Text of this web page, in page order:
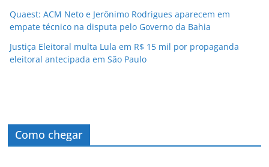
Quaest: ACM Neto e Jerônimo Rodrigues aparecem em
empate técnico na disputa pelo Governo da Bahia
Justiça Eleitoral multa Lula em R$ 15 mil por propaganda
eleitoral antecipada em São Paulo
Como chegar